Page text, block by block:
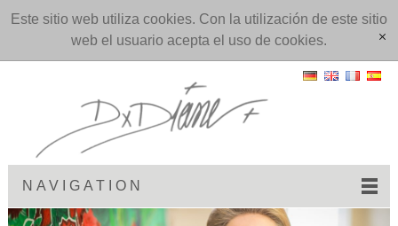
Este sitio web utiliza cookies. Con la utilización de este sitio
web el usuario acepta el uso de cookies.
[x]
NAVIGATION